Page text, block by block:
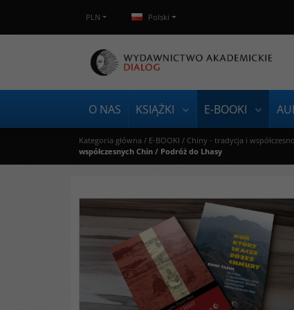
PLN Polski
O NAS KSIĄŻKI E-BOOKI
Kategoria główna / E-BOOKI / Chiny - tradycja i
współczesnych Chin / Podróż do Lhasy